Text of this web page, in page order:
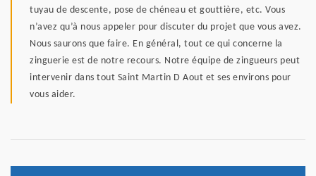
tuyau de descente, pose de chéneau et gouttière, etc. Vous
n’avez qu’à nous appeler pour discuter du projet que vous avez.
Nous saurons que faire. En général, tout ce qui concerne la
zinguerie est de notre recours. Notre équipe de zingueurs peut
intervenir dans tout Saint Martin D Aout et ses environs pour
vous aider.